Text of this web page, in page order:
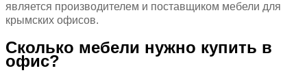
является производителем и поставщиком мебели для
крымских офисов.
Сколько мебели нужно купить в
офис?